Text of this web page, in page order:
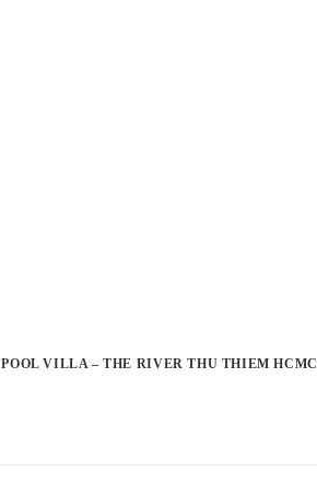
POOL VILLA – THE RIVER THU THIEM HCMC